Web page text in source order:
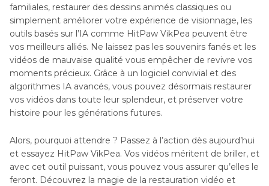
familiales, restaurer des dessins animés classiques ou
simplement améliorer votre expérience de visionnage, les
outils basés sur l’IA comme HitPaw VikPea peuvent être
vos meilleurs alliés. Ne laissez pas les souvenirs fanés et les
vidéos de mauvaise qualité vous empêcher de revivre vos
moments précieux. Grâce à un logiciel convivial et des
algorithmes IA avancés, vous pouvez désormais restaurer
vos vidéos dans toute leur splendeur, et préserver votre
histoire pour les générations futures.
Alors, pourquoi attendre ? Passez à l’action dès aujourd’hui
et essayez HitPaw VikPea. Vos vidéos méritent de briller, et
avec cet outil puissant, vous pouvez vous assurer qu’elles le
feront. Découvrez la magie de la restauration vidéo et